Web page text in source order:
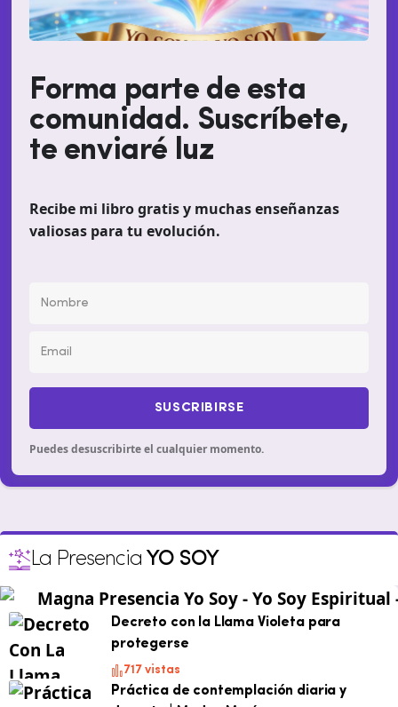
Forma parte de esta
comunidad. Suscríbete,
te enviaré luz
Recibe mi libro gratis y muchas enseñanzas
valiosas para tu evolución.
SUSCRIBIRSE
Puedes desuscribirte el cualquier momento.
La Presencia YO SOY
Decreto con la Llama Violeta para
protegerse
717 vistas
Práctica de contemplación diaria y